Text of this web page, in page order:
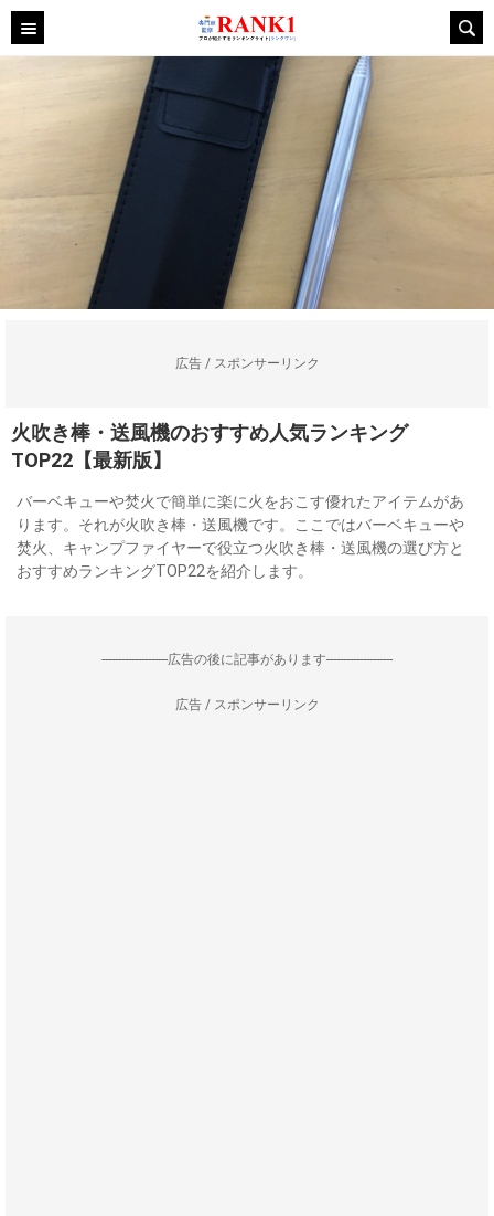
広告 / スポンサーリンク
火吹き棒・送風機のおすすめ人気ランキング
TOP22【最新版】
バーベキューや焚火で簡単に楽に火をおこす優れたアイテムがあ
ります。それが火吹き棒・送風機です。ここではバーベキューや
焚火、キャンプファイヤーで役立つ火吹き棒・送風機の選び方と
おすすめランキングTOP22を紹介します。
--------------------広告の後に記事があります--------------------
広告 / スポンサーリンク